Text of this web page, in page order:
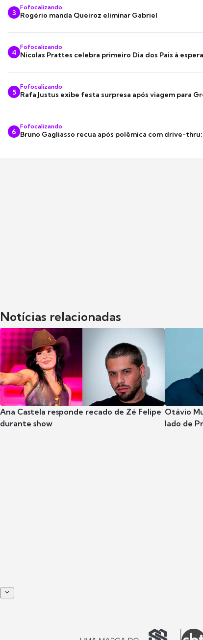
3
Fofocalizando
Rogério manda Queiroz eliminar Gabriel
4
Fofocalizando
Nicolas Prattes celebra primeiro Dia dos Pais à
5
Fofocalizando
Rafa Justus exibe festa surpresa após viagem para
6
Fofocalizando
Bruno Gagliasso recua após polêmica com drive-
Notícias relacionadas
Ana Castela responde recado de Zé Felipe
durante show
Otávio
lado de